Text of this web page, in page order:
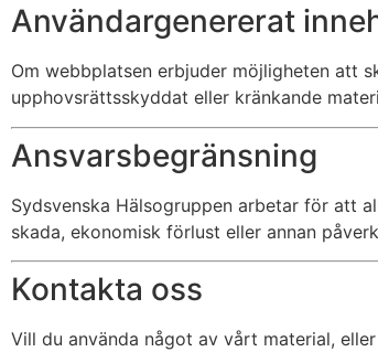
Användargenererat
Om webbplatsen erbjuder möjligheten att
upphovsrättsskyddat eller kränkande
Ansvarsbegränsning
Sydsvenska Hälsogruppen arbetar för att
skada, ekonomisk förlust eller annan
Kontakta oss
Vill du använda något av vårt material,